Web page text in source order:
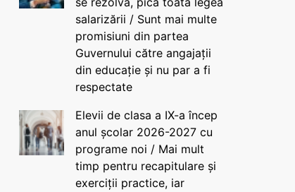
salarizării / Sunt mai multe
promisiuni din partea
Guvernului către angajații
din educație și nu par a fi
respectate
Elevii de clasa a IX-a încep
anul școlar 2026-2027 cu
programe noi / Mai mult
timp pentru recapitulare și
exerciții practice, iar